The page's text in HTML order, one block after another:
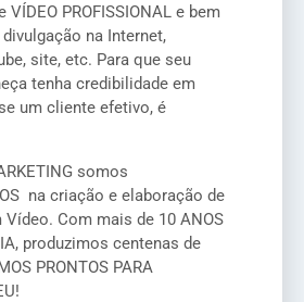
PROFISSIONAL e bem
na Internet,
site, etc. Para que seu
tenha credibilidade em
um cliente efetivo, é
somos
na criação e elaboração de
Vídeo. Com mais de 10 ANOS
produzimos centenas de
PRONTOS PARA